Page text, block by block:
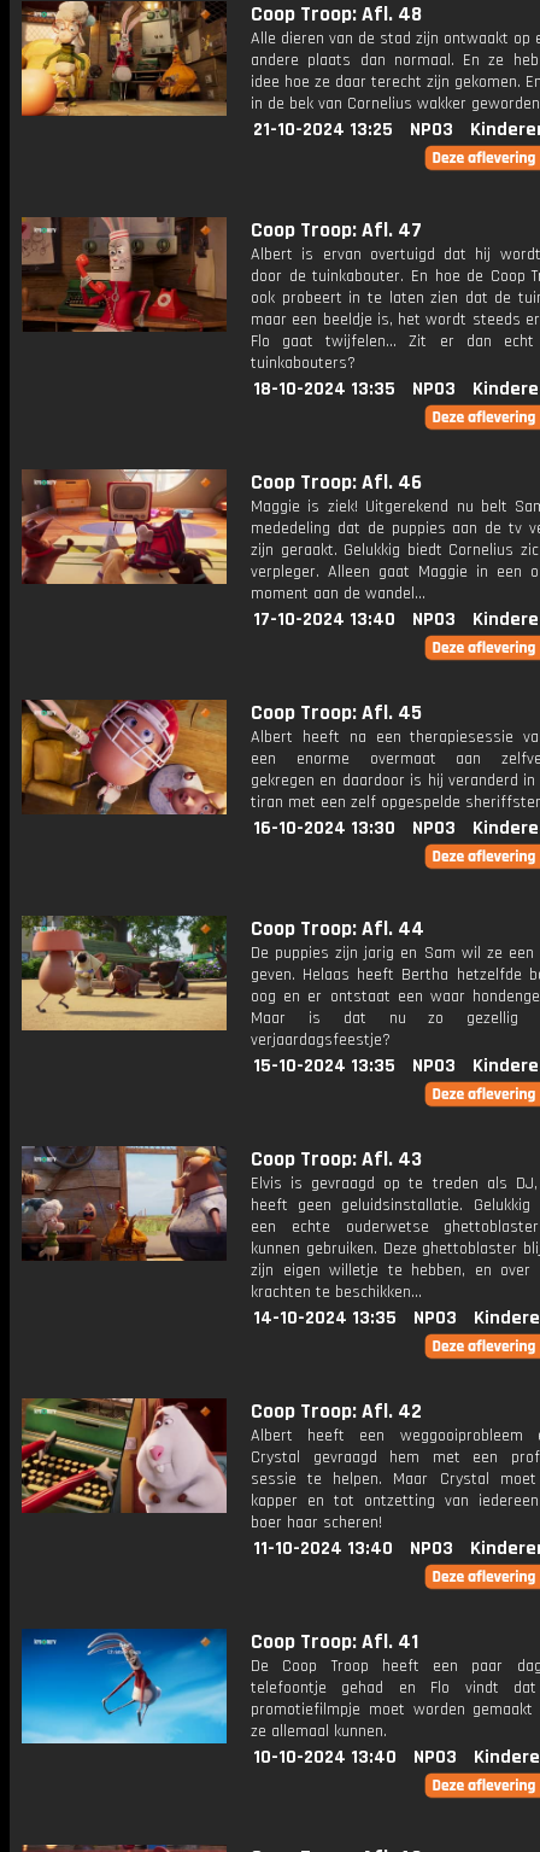
Coop Troop: Afl. 48
Alle dieren van de stad zijn ontwaakt op
andere plaats dan normaal. En ze
idee hoe ze daar terecht zijn gekomen.
in de bek van Cornelius wakker
21-10-2024 13:25 NPO3
Coop Troop: Afl. 47
Albert is ervan overtuigd dat hij
door de tuinkabouter. En hoe de Coop
ook probeert in te laten zien dat de
maar een beeldje is, het wordt steeds
Flo gaat twijfelen... Zit er dan
tuinkabouters?
18-10-2024 13:35 NPO3
Coop Troop: Afl. 46
Maggie is ziek! Uitgerekend nu belt
mededeling dat de puppies aan de tv
zijn geraakt. Gelukkig biedt Cornelius
verpleger. Alleen gaat Maggie in een
moment aan de wandel...
17-10-2024 13:40 NPO3
Coop Troop: Afl. 45
Albert heeft na een therapiesessie
een enorme overmaat aan
gekregen en daardoor is hij veranderd
tiran met een zelf opgespelde
16-10-2024 13:30 NPO3
Coop Troop: Afl. 44
De puppies zijn jarig en Sam wil ze
geven. Helaas heeft Bertha hetzelfde
oog en er ontstaat een waar
Maar is dat nu zo gezellig
verjaardagsfeestje?
15-10-2024 13:35 NPO3
Coop Troop: Afl. 43
Elvis is gevraagd op te treden als
heeft geen geluidsinstallatie.
een echte ouderwetse
kunnen gebruiken. Deze ghettoblaster
zijn eigen willetje te hebben, en over
krachten te beschikken...
14-10-2024 13:35 NPO3
Coop Troop: Afl. 42
Albert heeft een weggooiprobleem
Crystal gevraagd hem met een
sessie te helpen. Maar Crystal
kapper en tot ontzetting van
boer haar scheren!
11-10-2024 13:40 NPO3
Coop Troop: Afl. 41
De Coop Troop heeft een paar
telefoontje gehad en Flo vindt
promotiefilmpje moet worden
ze allemaal kunnen.
10-10-2024 13:40 NPO3